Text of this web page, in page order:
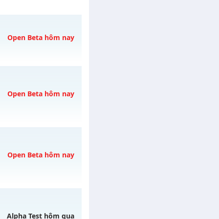
Open Beta hôm nay
08/2626
Open Beta hôm nay
08/2626
Open Beta hôm nay
08/08/2626
Alpha Test hôm qua